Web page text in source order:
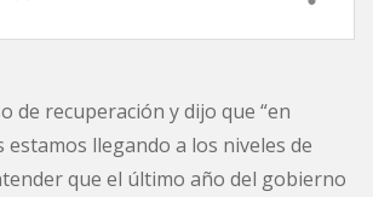
de recuperación y dijo que “en
llegando a los niveles de
que el último año del gobierno